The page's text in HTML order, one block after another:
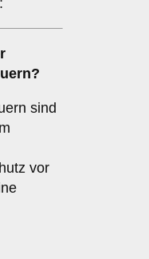
sind
vor